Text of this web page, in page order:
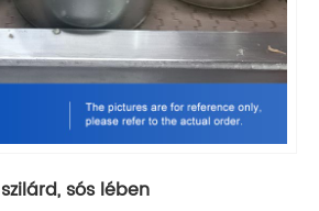
sós lében